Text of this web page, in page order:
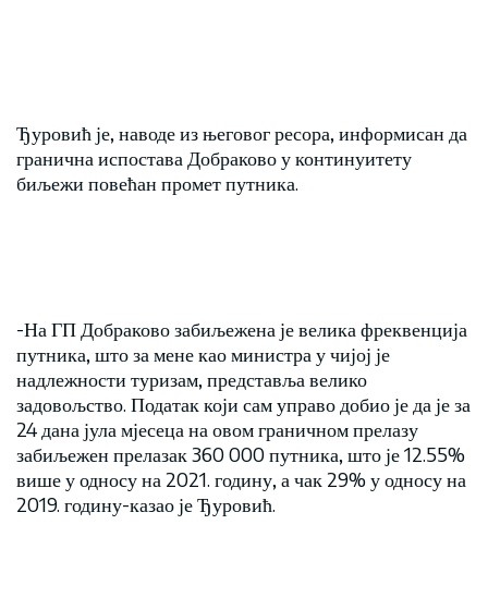
Ђуровић је, наводе из његовог ресора, информисан да
гранична испостава Добраково у континуитету
биљежи повећан промет путника.
-На ГП Добраково забиљежена је велика фреквенција
путника, што за мене као министра у чијој је
надлежности туризам, представља велико
задовољство. Податак који сам управо добио је да је за
24 дана јула мјесеца на овом граничном прелазу
забиљежен прелазак 360 000 путника, што је 12.55%
више у односу на 2021. годину, а чак 29% у односу на
2019. годину-казао је Ђуровић.